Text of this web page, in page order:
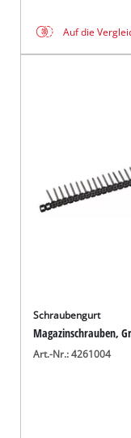
Auf die
Schraubengurt
Magazinschrauben,
Art.-Nr.: 4261004